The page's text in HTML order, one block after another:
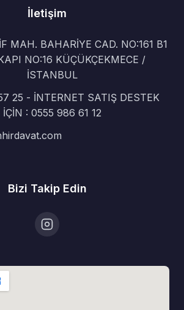
İletişim
MAH. BAHARİYE CAD. NO:161 B1
NO:16 KÜÇÜKÇEKMECE /
İSTANBUL
25 - İNTERNET SATIŞ DESTEK
İÇİN : 0555 986 61 12
Bizi Takip Edin